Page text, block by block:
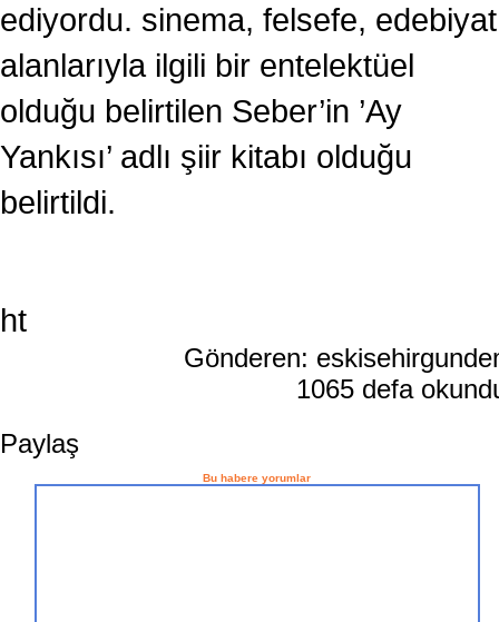
ediyordu. sinema, felsefe, edebiyat
alanlarıyla ilgili bir entelektüel
olduğu belirtilen Seber’in ’Ay
Yankısı’ adlı şiir kitabı olduğu
belirtildi.
ht
Gönderen:
1065 defa
Paylaş
Bu habere yorumlar